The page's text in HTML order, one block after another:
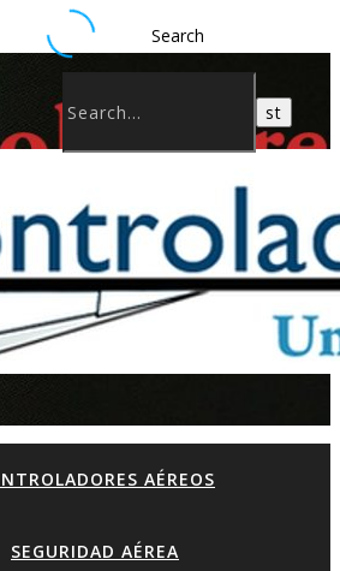
Search
AÉREOS
SEGURIDAD AÉREA